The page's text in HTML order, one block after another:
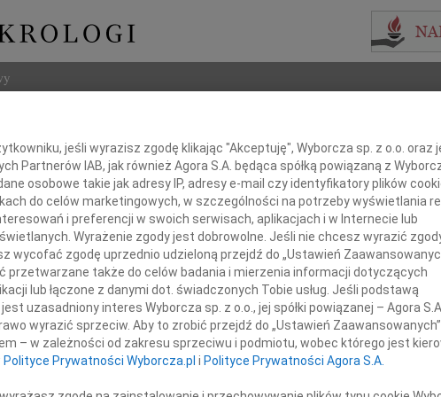
zawiadamiamy,
2010 roku odszedł
Imię i nazwisko lub numer
+ szukanie
INNE NEKROLOGI
Mieczysława Pękacz
Dnia 25 lipca 2026 roku
Hubert Mordawski
Nie mów nic: już
Halina Hanna Kościelniak
Halina Hanna
Henryk Brutkowski
Na zawsze pozostanie w
jeśli wyrazisz zgodę klikając "Akceptuję", Wyborcza sp. z o.o. oraz
Partnerów IAB, jak również Agora S.A. będąca spółką powiązaną z
osobowe takie jak adresy IP, adresy e-mail czy identyfikatory plików
do celów marketingowych, w szczególności na potrzeby wyświetlania
i preferencji w swoich serwisach, aplikacjach i w Internecie lub
Wyrażenie zgody jest dobrowolne. Jeśli nie chcesz wyrazić
wycofać zgodę uprzednio udzieloną przejdź do „Ustawień
przetwarzane także do celów badania i mierzenia informacji dotyczących
lub łączone z danymi dot. świadczonych Tobie usług. Jeśli podstawą
uzasadniony interes Wyborcza sp. z o.o., jej spółki powiązanej – Agora
wyrazić sprzeciw. Aby to zrobić przejdź do „Ustawień
– w zależności od zakresu sprzeciwu i podmiotu, wobec którego jest
Polityce Prywatności Wyborcza.pl i Polityce Prywatności Agora S.A.